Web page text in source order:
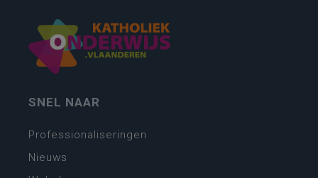
SNEL NAAR
Professionaliseringen
Nieuws